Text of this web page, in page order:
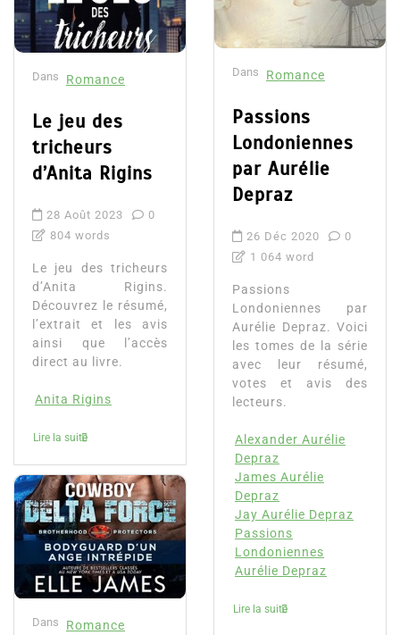
Dans Romance
Le jeu des
tricheurs
d’Anita Rigins
28 Août 2023
0
804 words
Le jeu des tricheurs
d’Anita Rigins.
Découvrez le résumé,
l’extrait et les avis
ainsi que l’accès
direct au livre.
Anita Rigins
Lire la suite
Dans Romance
Dans Romance
Passions
Londoniennes
par Aurélie
Depraz
26 Déc 2020
0
1 064 word
Passions
Londoniennes par
Aurélie Depraz. Voici
les tomes de la série
avec leur résumé,
votes et avis des
lecteurs.
Alexander Aurélie
Depraz
James Aurélie
Depraz
Jay Aurélie Depraz
Passions
Londoniennes
Aurélie Depraz
Lire la suite